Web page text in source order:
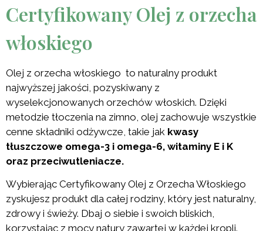
Certyfikowany Olej z orzecha
włoskiego
Olej z orzecha włoskiego to naturalny produkt
najwyższej jakości, pozyskiwany z
wyselekcjonowanych orzechów włoskich. Dzięki
metodzie tłoczenia na zimno, olej zachowuje wszystkie
cenne składniki odżywcze, takie jak kwasy
tłuszczowe omega-3 i omega-6, witaminy E i K
oraz przeciwutleniacze.
Wybierając Certyfikowany Olej z Orzecha Włoskiego
zyskujesz produkt dla całej rodziny, który jest naturalny,
zdrowy i świeży. Dbaj o siebie i swoich bliskich,
korzystając z mocy natury zawartej w każdej kropli.